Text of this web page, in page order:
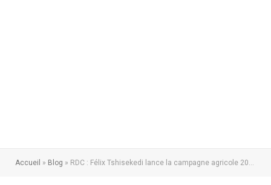
Accueil » Blog » RDC : Félix Tshisekedi lance la campagne agricole 2025-2026 et mise sur l’autosuffisance alimentaire